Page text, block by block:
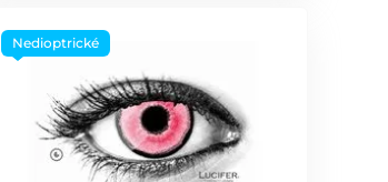
Nedioptrické